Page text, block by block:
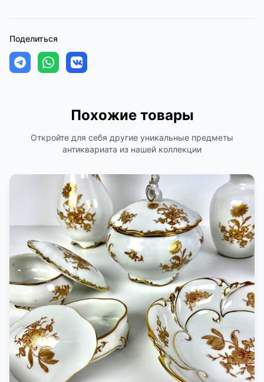
Поделиться
Похожие товары
Откройте для себя другие уникальные предметы
антиквариата из нашей коллекции